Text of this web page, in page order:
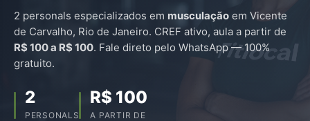
2 personals especializados em musculação em Vicente
de Carvalho, Rio de Janeiro. CREF ativo, aula a partir de
R$ 100 a R$ 100. Fale direto pelo WhatsApp — 100%
gratuito.
2
PERSONALS
R$ 100
A PARTIR DE